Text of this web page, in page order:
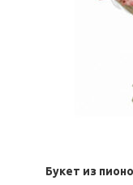
Букет из